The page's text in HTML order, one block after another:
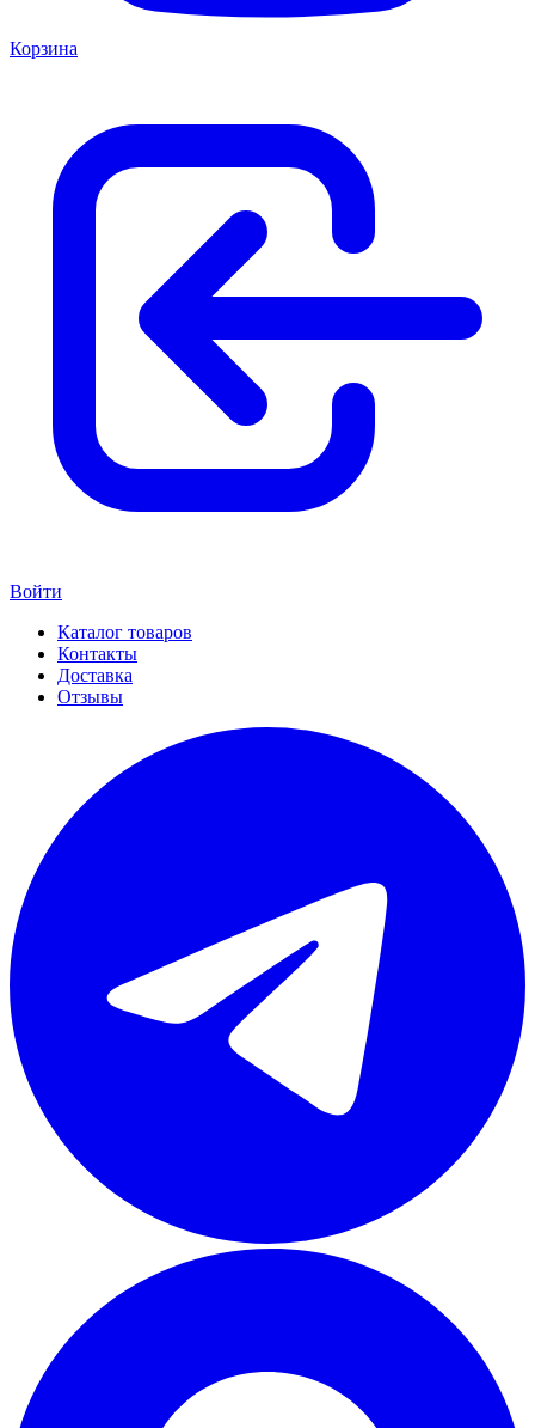
Корзина
Войти
Каталог товаров
Контакты
Доставка
Отзывы